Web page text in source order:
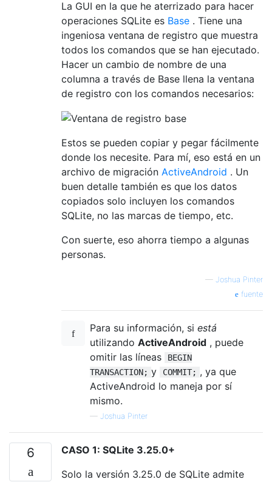
La GUI en la que he aterrizado para hacer
operaciones SQLite es Base . Tiene una
ingeniosa ventana de registro que muestra
todos los comandos que se han ejecutado.
Hacer un cambio de nombre de una
columna a través de Base llena la ventana
de registro con los comandos necesarios:
Estos se pueden copiar y pegar fácilmente
donde los necesite. Para mí, eso está en un
archivo de migración ActiveAndroid . Un
buen detalle también es que los datos
copiados solo incluyen los comandos
SQLite, no las marcas de tiempo, etc.
Con suerte, eso ahorra tiempo a algunas
personas.
— Joshua Pinter
fuente
Para su información, si está
utilizando ActiveAndroid , puede
omitir las líneas
BEGIN
TRANSACTION; y COMMIT; , ya que
ActiveAndroid lo maneja por sí
mismo.
— Joshua Pinter
6
CASO 1: SQLite 3.25.0+
Solo la versión 3.25.0 de SQLite admite